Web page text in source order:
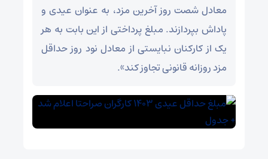
معادل شصت روز آخرین مزد،‌ به عنوان عیدی و
پاداش بپردازند. مبلغ پرداختی از این بابت به هر
یک از کارکنان نبایستی از معادل نود روز حداقل
مزد روزانه قانونی تجاوز کند».